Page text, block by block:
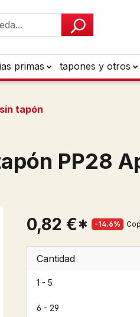
primas tapones y otros
tapón
PP28
0,82 €* -14.6%
Cantidad
1 - 5
6 - 29